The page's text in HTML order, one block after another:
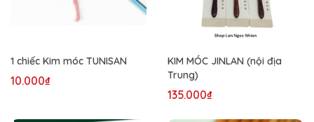
1 chiếc Kim móc TUNISAN
10.000₫
KIM MÓC JINLAN (nội địa
Trung)
135.000₫